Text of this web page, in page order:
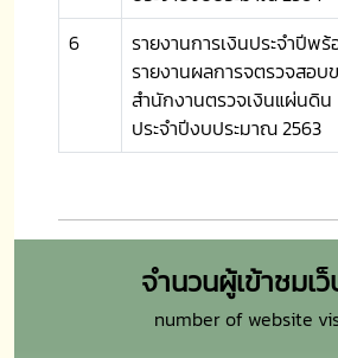
6
รายงานการเงินประจำปีพ
รายงานผลการจตรวจสอบ
สำนักงานตรวจเงินแผ่นดิน
ประจำปีงบประมาณ 2563
จำนวนผู้เข้าชมเ
number of website